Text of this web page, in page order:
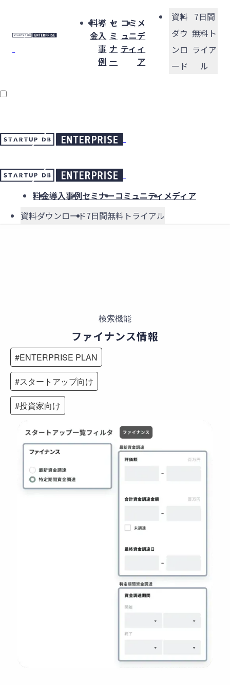
料
金
導
入
事
例
セ
ミ
ナ
ー
コミ
ュニ
ティ
メ
デ
ィ
ア
資料
ダウ
ンロ
ード
7日間
無料ト
ライア
ル
料金導入事例セミナーコミュニティ メディア
資料ダウンロード7日間無料トライアル
検索機能
ファイナンス情報
#ENTERPRISE PLAN
#スタートアップ向け
#投資家向け